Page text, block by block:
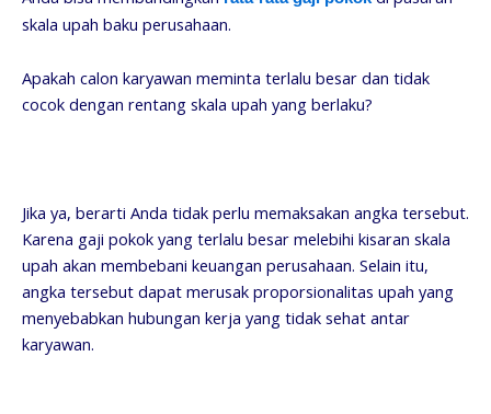
skala upah baku perusahaan.
Apakah calon karyawan meminta terlalu besar dan tidak
cocok dengan rentang skala upah yang berlaku?
Jika ya, berarti Anda tidak perlu memaksakan angka tersebut.
Karena gaji pokok yang terlalu besar melebihi kisaran skala
upah akan membebani keuangan perusahaan. Selain itu,
angka tersebut dapat merusak proporsionalitas upah yang
menyebabkan hubungan kerja yang tidak sehat antar
karyawan.